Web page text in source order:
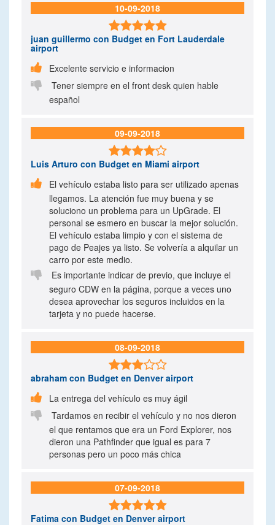
10-09-2018

juan guillermo con Budget en Fort Lauderdale
airport

Excelente servicio e informacion

Tener siempre en el front desk quien hable
español
09-09-2018

Luis Arturo con Budget en Miami airport

El vehículo estaba listo para ser utilizado apenas
llegamos. La atención fue muy buena y se
soluciono un problema para un UpGrade. El
personal se esmero en buscar la mejor solución.
El vehículo estaba limpio y con el sistema de
pago de Peajes ya listo. Se volvería a alquilar un
carro por este medio.

Es importante indicar de previo, que incluye el
seguro CDW en la página, porque a veces uno
desea aprovechar los seguros incluidos en la
tarjeta y no puede hacerse.
08-09-2018

abraham con Budget en Denver airport

La entrega del vehículo es muy ágil

Tardamos en recibir el vehículo y no nos dieron
el que rentamos que era un Ford Explorer, nos
dieron una Pathfinder que igual es para 7
personas pero un poco más chica
07-09-2018

Fatima con Budget en Denver airport